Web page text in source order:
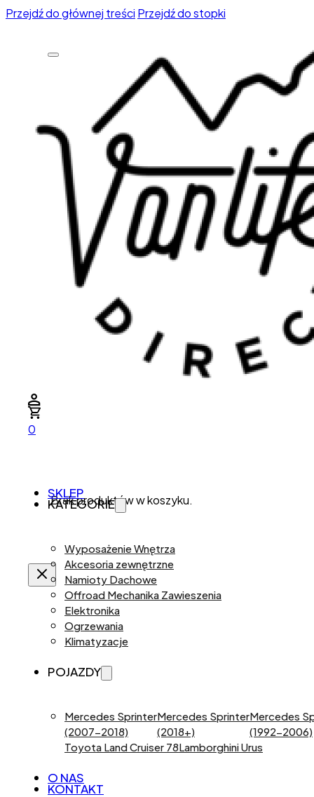
Przejdź do głównej treści Przejdź do stopki
0
Brak produktów w koszyku.
SKLEP
KATEGORIE
Wyposażenie Wnętrza
Akcesoria zewnętrzne
Namioty Dachowe
Offroad Mechanika Zawieszenia
Elektronika
Ogrzewania
Klimatyzacje
POJAZDY
Mercedes Sprinter
(2007-2018)
Mercedes Sprinter
(2018+)
Mercedes
(1992-2006)
Toyota Land Cruiser 78Lamborghini Urus
O NAS
KONTAKT